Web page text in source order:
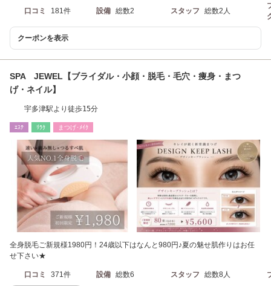
口コミ 181件 設備 総数2 スタッフ 総数2人
クーポンを表示
SPA JEWEL【ブライダル・小顔・脱毛・毛穴・痩身・まつ
げ・ネイル】
宇多津駅より徒歩15分
ｴｽﾃ ﾘﾗｸ まつげ･ﾒｲｸ
全身脱毛ご新規様1980円！24歳以下はなんと980円♪夏の魅せ肌作りはお任
せ下さい★
口コミ 371件 設備 総数6 スタッフ 総数8人